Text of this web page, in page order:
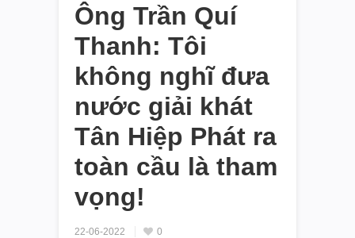
Ông Trần Quí
Thanh: Tôi
không nghĩ đưa
nước giải khát
Tân Hiệp Phát ra
toàn cầu là tham
vọng!
22-06-2022 0